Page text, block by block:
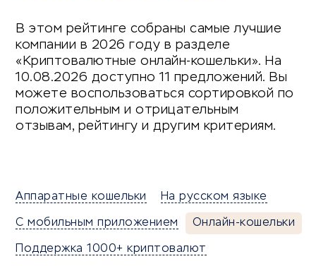
В этом рейтинге собраны самые лучшие
компании в 2026 году в разделе
«Криптовалютные онлайн-кошельки». На
10.08.2026 доступно 11 предложений. Вы
можете воспользоваться сортировкой по
положительным и отрицательным
отзывам, рейтингу и другим критериям.
Аппаратные кошельки На русском языке
С мобильным приложением Онлайн-кошельки
Поддержка 1000+ криптовалют